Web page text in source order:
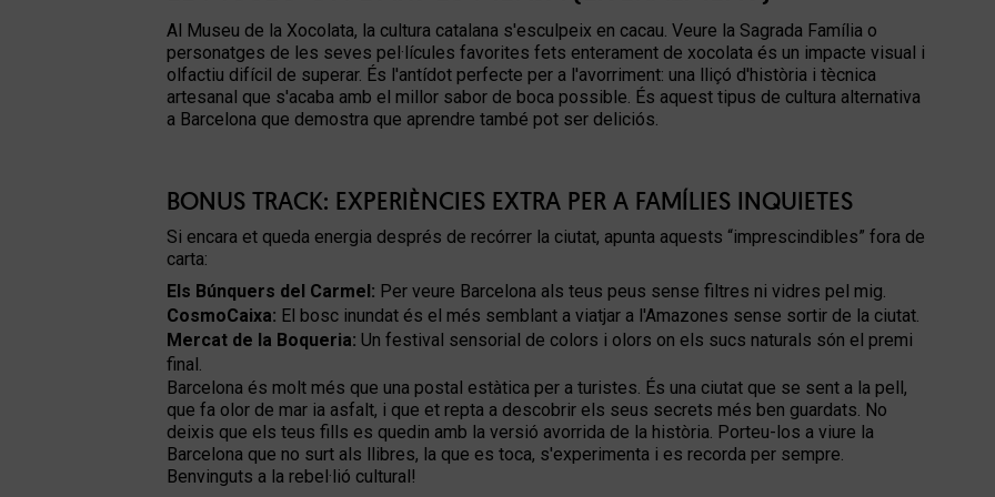
Al Museu de la Xocolata, la cultura catalana s'esculpeix en cacau. Veure la Sagrada Família o
personatges de les seves pel·lícules favorites fets enterament de xocolata és un impacte visual i
olfactiu difícil de superar. És l'antídot perfecte per a l'avorriment: una lliçó d'història i tècnica
artesanal que s'acaba amb el millor sabor de boca possible. És aquest tipus de cultura alternativa
a Barcelona que demostra que aprendre també pot ser deliciós.
BONUS TRACK: EXPERIÈNCIES EXTRA PER A FAMÍLIES INQUIETES
Si encara et queda energia després de recórrer la ciutat, apunta aquests “imprescindibles” fora de
carta:
Els Búnquers del Carmel: Per veure Barcelona als teus peus sense filtres ni vidres pel mig.
CosmoCaixa: El bosc inundat és el més semblant a viatjar a l'Amazones sense sortir de la ciutat.
Mercat de la Boqueria: Un festival sensorial de colors i olors on els sucs naturals són el premi
final.
Barcelona és molt més que una postal estàtica per a turistes. És una ciutat que se sent a la pell,
que fa olor de mar ia asfalt, i que et repta a descobrir els seus secrets més ben guardats. No
deixis que els teus fills es quedin amb la versió avorrida de la història. Porteu-los a viure la
Barcelona que no surt als llibres, la que es toca, s'experimenta i es recorda per sempre.
Benvinguts a la rebel·lió cultural!